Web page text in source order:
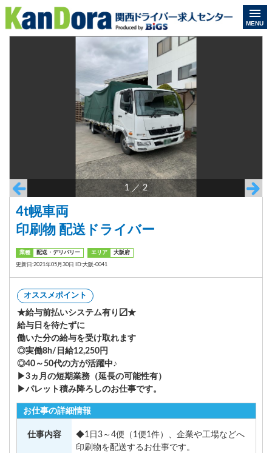
MENU
1／2
4t幌車両
印刷物 配送ドライバー
業種 配送・デリバリー エリア 大阪府
更新日:2021年05月30日 ID:大阪-0041
オススメポイント
★給与前払いシステム有り〼★
給与日を待たずに
働いた分の給与を受け取れます
◎実働8h/日給12,250円
◎40～50代の方が活躍中♪
▶3ヵ月の短期業務（延長の可能性有）
▶パレット積み降ろしのお仕事です。
お仕事の詳細情報
仕事内容
◆1日3～4便（1便1件）、企業や工場などへ
印刷物を配送するお仕事です。